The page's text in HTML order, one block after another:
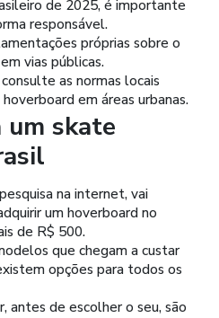
de 2025, é importante
responsável.
próprias sobre o
vias públicas.
as normas locais
em áreas urbanas.
um skate
na internet, vai
um hoverboard no
de R$ 500.
que chegam a custar
opções para todos os
antes de escolher o seu, são